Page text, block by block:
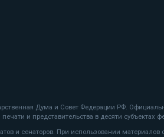
Дума и Совет Федерации РФ.
и представительства в десяти субъектах
и сенаторов. При использовании материалов